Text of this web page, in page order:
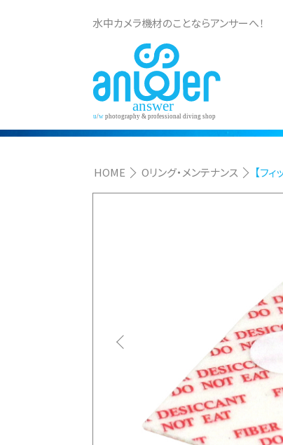
水中カメラ機材のことならアンサーへ！
HOME Oリング・メンテナンス 【フ